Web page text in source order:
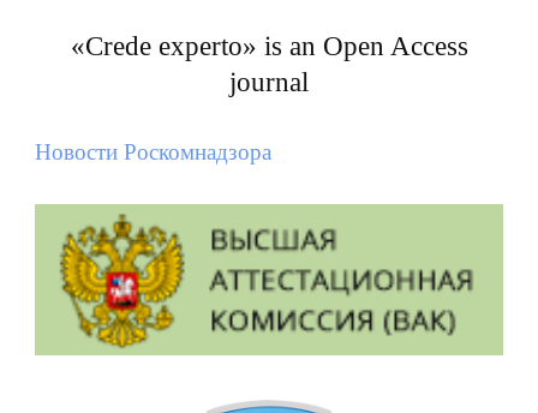
«Crede experto» is an Open Access
journal
Новости Роскомнадзора